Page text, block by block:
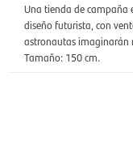
Una tienda de campaña
diseño futurista, con
astronautas imaginarán
Tamaño: 150 cm.